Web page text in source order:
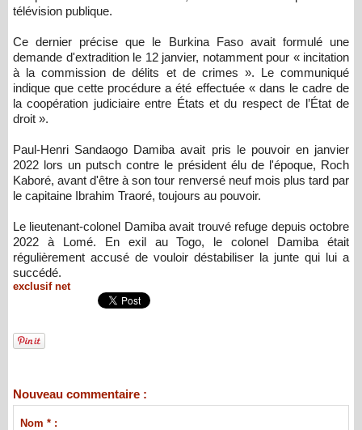
télévision publique.
Ce dernier précise que le Burkina Faso avait formulé une
demande d'extradition le 12 janvier, notamment pour « incitation
à la commission de délits et de crimes ». Le communiqué
indique que cette procédure a été effectuée « dans le cadre de
la coopération judiciaire entre États et du respect de l’État de
droit ».
Paul-Henri Sandaogo Damiba avait pris le pouvoir en janvier
2022 lors un putsch contre le président élu de l'époque, Roch
Kaboré, avant d'être à son tour renversé neuf mois plus tard par
le capitaine Ibrahim Traoré, toujours au pouvoir.
Le lieutenant-colonel Damiba avait trouvé refuge depuis octobre
2022 à Lomé. En exil au Togo, le colonel Damiba était
régulièrement accusé de vouloir déstabiliser la junte qui lui a
succédé.
exclusif net
Nouveau commentaire :
Nom * :